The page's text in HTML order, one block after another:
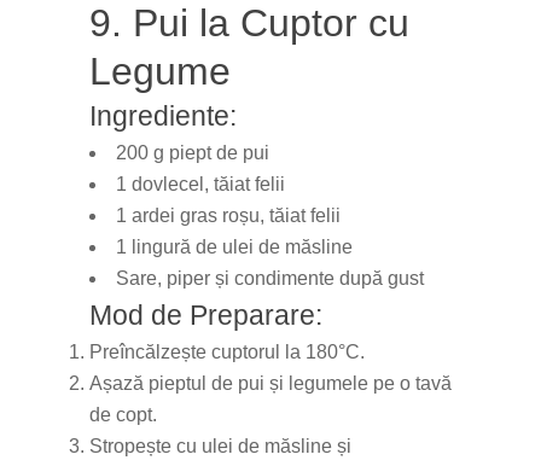
9. Pui la Cuptor cu
Legume
Ingrediente:
200 g piept de pui
1 dovlecel, tăiat felii
1 ardei gras roșu, tăiat felii
1 lingură de ulei de măsline
Sare, piper și condimente după gust
Mod de Preparare:
Preîncălzește cuptorul la 180°C.
Așază pieptul de pui și legumele pe o tavă
de copt.
Stropește cu ulei de măsline și